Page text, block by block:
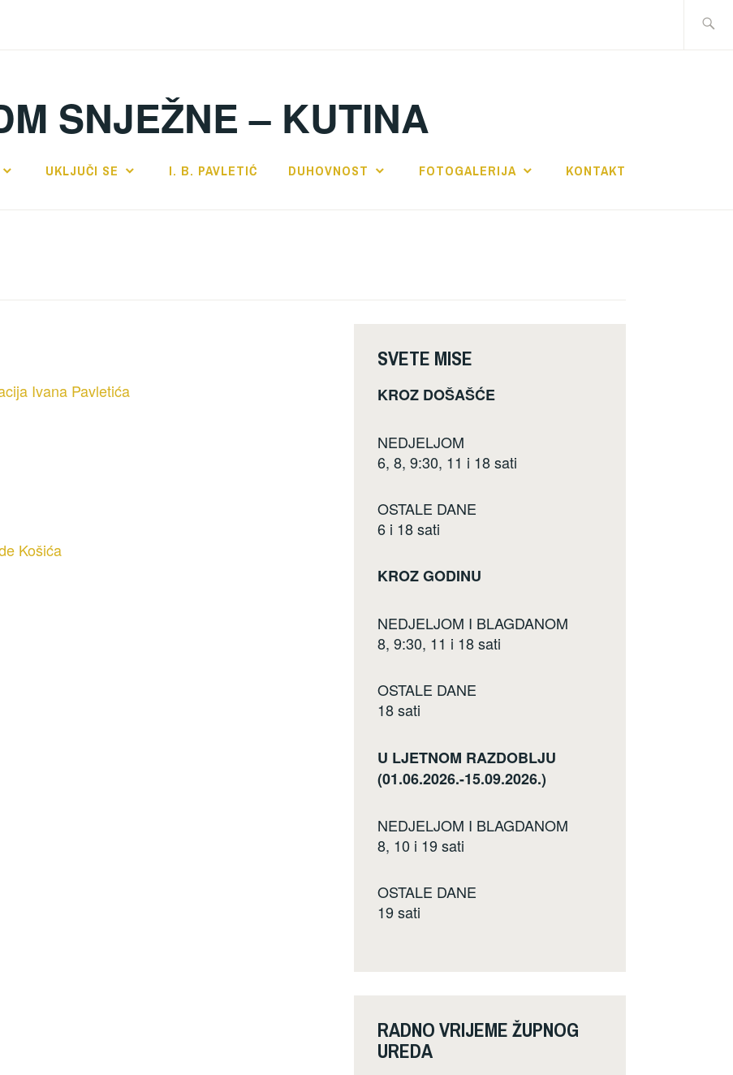
SNJEŽNE – KUTINA
UKLJUČI SE I. B. PAVLETIĆ DUHOVNOST FOTOGALERIJA KONTAKT
Ivana Pavletića
Košića
SVETE MISE
KROZ DOŠAŠĆE
NEDJELJOM
6, 8, 9:30, 11 i 18 sati
OSTALE DANE
6 i 18 sati
KROZ GODINU
NEDJELJOM I BLAGDANOM
8, 9:30, 11 i 18 sati
OSTALE DANE
18 sati
U LJETNOM RAZDOBLJU
(01.06.2026.-15.09.2026.)
NEDJELJOM I BLAGDANOM
8, 10 i 19 sati
OSTALE DANE
19 sati
RADNO VRIJEME ŽUPNOG
UREDA